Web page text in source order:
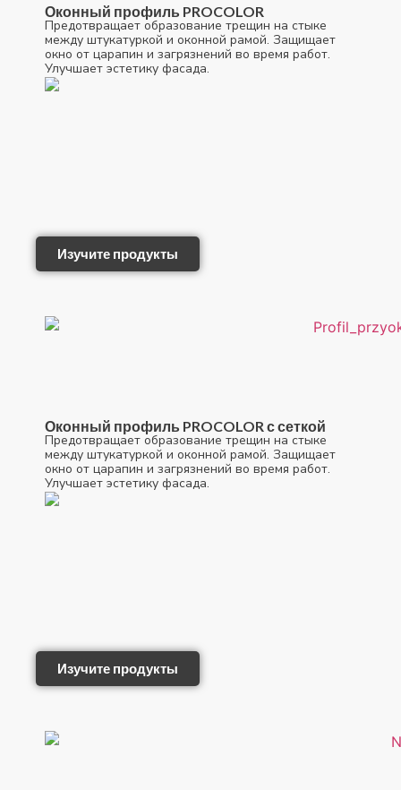
Оконный профиль PROCOLOR
Предотвращает образование трещин на стыке
между штукатуркой и оконной рамой. Защищает
окно от царапин и загрязнений во время работ.
Улучшает эстетику фасада.
Изучите продукты
Оконный профиль PROCOLOR с сеткой
Предотвращает образование трещин на стыке
между штукатуркой и оконной рамой. Защищает
окно от царапин и загрязнений во время работ.
Улучшает эстетику фасада.
Изучите продукты